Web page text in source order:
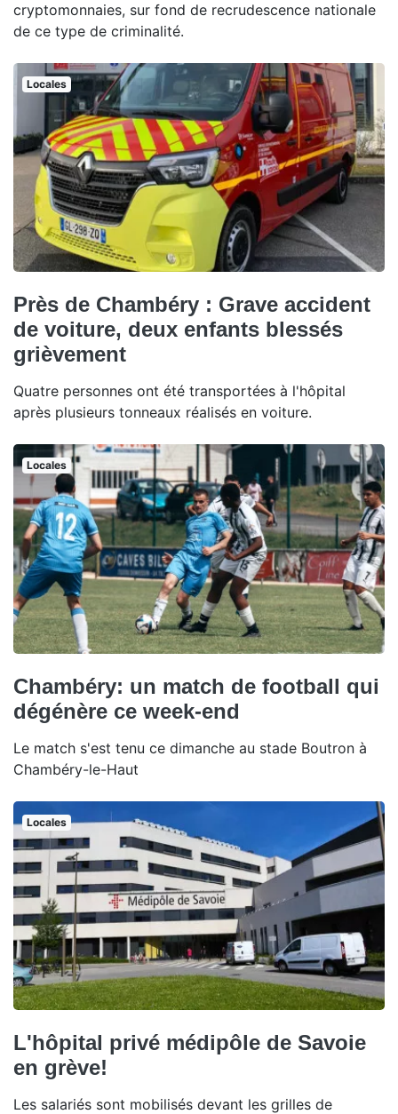
cryptomonnaies, sur fond de recrudescence nationale
de ce type de criminalité.
Locales
Près de Chambéry : Grave accident
de voiture, deux enfants blessés
grièvement
Quatre personnes ont été transportées à l'hôpital
après plusieurs tonneaux réalisés en voiture.
Locales
Chambéry: un match de football qui
dégénère ce week-end
Le match s'est tenu ce dimanche au stade Boutron à
Chambéry-le-Haut
Locales
L'hôpital privé médipôle de Savoie
en grève!
Les salariés sont mobilisés devant les grilles de